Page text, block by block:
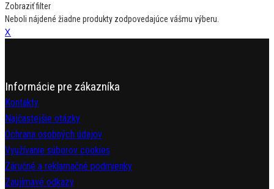
Zobraziť filter
Neboli nájdené žiadne produkty zodpovedajúce vášmu výberu.
X
Informácie pre zákazníka
Kontakty
Najčastejšie otázky
Ochrana osobných údajov
Využívanie súborov cookies
Záručné a reklamačné podmienky
Zaujímavé odkazy